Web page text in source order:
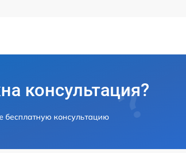
консультация?
бесплатную консультацию